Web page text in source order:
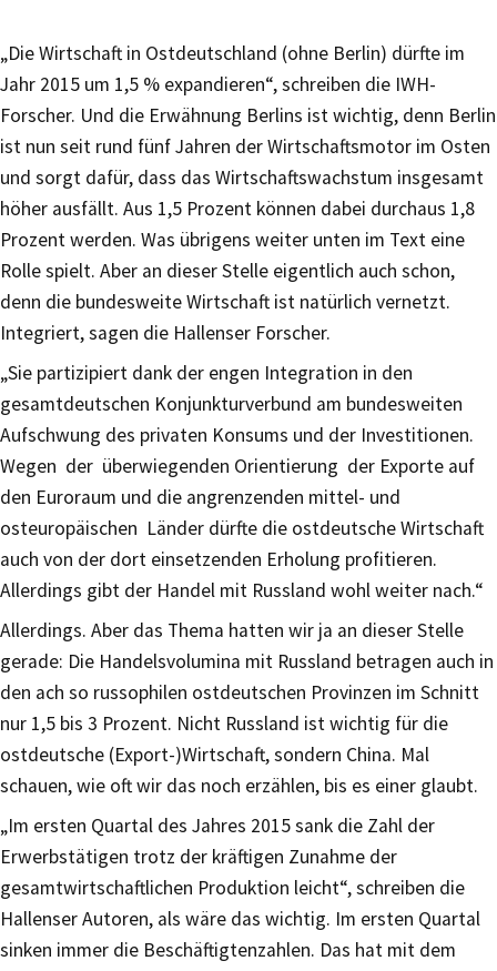
„Die Wirtschaft in Ostdeutschland (ohne Berlin) dürfte im
Jahr 2015 um 1,5 % expandieren“, schreiben die IWH-
Forscher. Und die Erwähnung Berlins ist wichtig, denn Berlin
ist nun seit rund fünf Jahren der Wirtschaftsmotor im Osten
und sorgt dafür, dass das Wirtschaftswachstum insgesamt
höher ausfällt. Aus 1,5 Prozent können dabei durchaus 1,8
Prozent werden. Was übrigens weiter unten im Text eine
Rolle spielt. Aber an dieser Stelle eigentlich auch schon,
denn die bundesweite Wirtschaft ist natürlich vernetzt.
Integriert, sagen die Hallenser Forscher.
„Sie partizipiert dank der engen Integration in den
gesamtdeutschen Konjunkturverbund am bundesweiten
Aufschwung des privaten Konsums und der Investitionen.
Wegen der überwiegenden Orientierung der Exporte auf
den Euroraum und die angrenzenden mittel- und
osteuropäischen Länder dürfte die ostdeutsche Wirtschaft
auch von der dort einsetzenden Erholung profitieren.
Allerdings gibt der Handel mit Russland wohl weiter nach.“
Allerdings. Aber das Thema hatten wir ja an dieser Stelle
gerade: Die Handelsvolumina mit Russland betragen auch in
den ach so russophilen ostdeutschen Provinzen im Schnitt
nur 1,5 bis 3 Prozent. Nicht Russland ist wichtig für die
ostdeutsche (Export-)Wirtschaft, sondern China. Mal
schauen, wie oft wir das noch erzählen, bis es einer glaubt.
„Im ersten Quartal des Jahres 2015 sank die Zahl der
Erwerbstätigen trotz der kräftigen Zunahme der
gesamtwirtschaftlichen Produktion leicht“, schreiben die
Hallenser Autoren, als wäre das wichtig. Im ersten Quartal
sinken immer die Beschäftigtenzahlen. Das hat mit dem